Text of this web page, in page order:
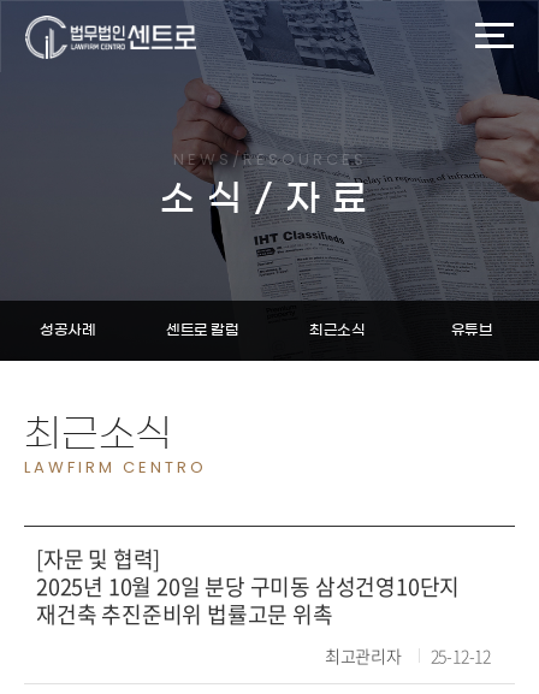
NEWS/RESOURCES
소식/자료
성공사례 센트로 칼럼 최근소식 유튜브
최근소식
[자문 및 협력]
2025년 10월 20일 분당 구미동 삼성건영10단지
재건축 추진준비위 법률고문 위촉
최고관리자 25-12-12